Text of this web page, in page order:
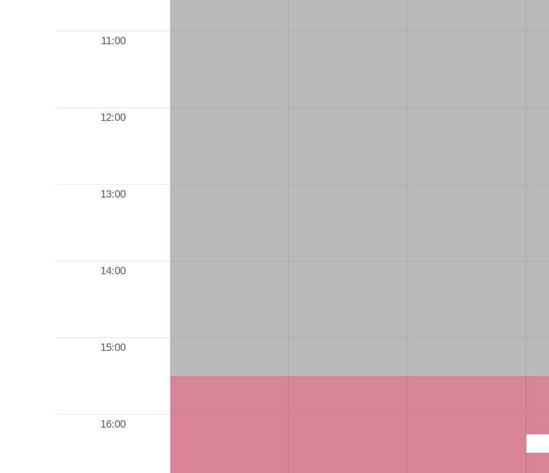
11:00
12:00
13:00
14:00
15:00
16:00